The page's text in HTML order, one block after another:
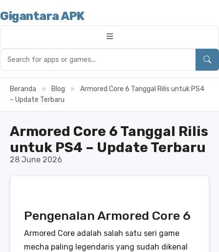
Gigantara APK
Beranda » Blog »
Armored Core 6 Tanggal Rilis untuk PS4
– Update Terbaru
Armored Core 6 Tanggal Rilis
untuk PS4 – Update Terbaru
28 June 2026
Pengenalan Armored Core 6
Armored Core adalah salah satu seri game
mecha paling legendaris yang sudah dikenal